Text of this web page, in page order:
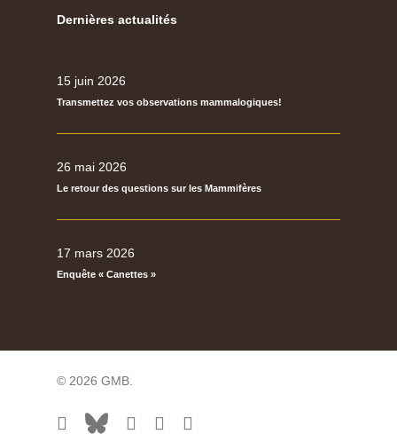
Dernières actualités
15 juin 2026
Transmettez vos observations mammalogiques!
26 mai 2026
Le retour des questions sur les Mammifères
17 mars 2026
Enquête « Canettes »
© 2026 GMB.
facebook
bluesky vimeoRSS flickr